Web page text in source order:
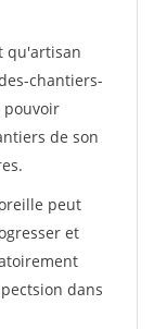
qu'artisan
chantiers-
de son
peut
et
dans